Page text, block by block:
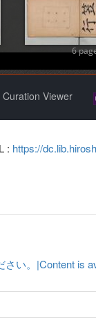
6
Curation Viewer
: https://
い。|Content is